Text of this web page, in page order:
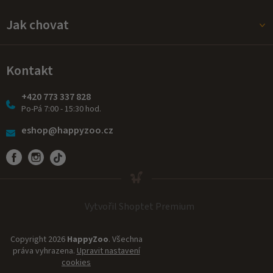
Jak chovat
Kontakt
+420 773 337 828
Po-Pá 7:00 - 15:30 hod.
eshop@happyzoo.cz
Vytvořil Shoptet Premium
Copyright 2026 HappyZoo. Všechna
práva vyhrazena.Upravit nastavení
cookies